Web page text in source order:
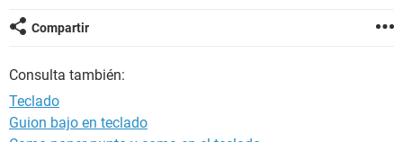
Compartir
Consulta también:
Teclado
Guion bajo en teclado